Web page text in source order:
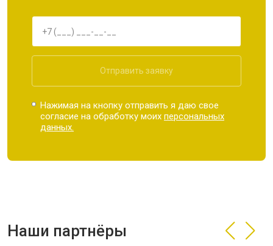
Отправить заявку
Нажимая на кнопку отправить я даю свое
согласие на обработку моихперсональных
данных.
Наши партнёры